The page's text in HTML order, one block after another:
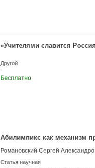
«Учителями славится
Другой
Бесплатно
Абилимпикс как механизм
Романовский Сергей
Статья научная